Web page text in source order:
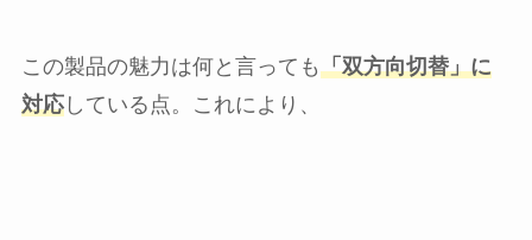
この製品の魅力は何と言っても「双方向切替」に
対応している点。これにより、